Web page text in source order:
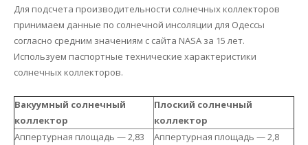
Для подсчета производительности солнечных коллекторов
принимаем данные по солнечной инсоляции для Одессы
согласно средним значениям с сайта NASA за 15 лет.
Используем паспортные технические характеристики
солнечных коллекторов.
Вакуумный солнечный
коллектор
Плоский солнечный
коллектор
Аппертурная площадь — 2,83
Аппертурная площадь — 2,8